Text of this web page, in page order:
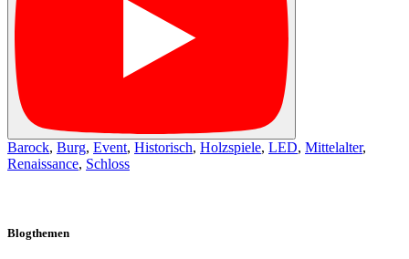
Barock, Burg, Event, Historisch, Holzspiele, LED, Mittelalter,
Renaissance, Schloss
Blogthemen